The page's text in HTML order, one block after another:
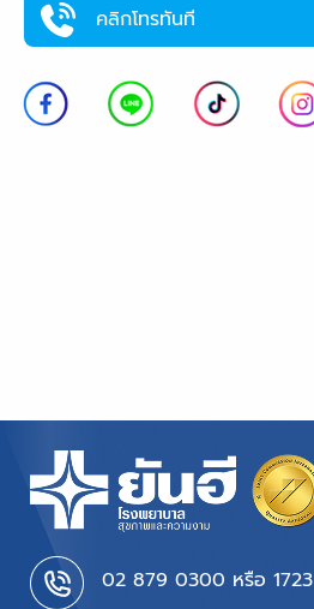
คลิกโทรทันที
02 879 0300 หรือ 1723